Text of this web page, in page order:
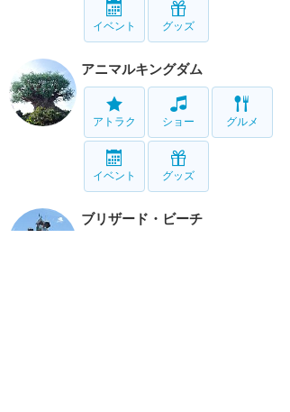
イベント グッズ
アニマルキングダム
アトラク ショー グルメ
イベント グッズ
ブリザード・ビーチ